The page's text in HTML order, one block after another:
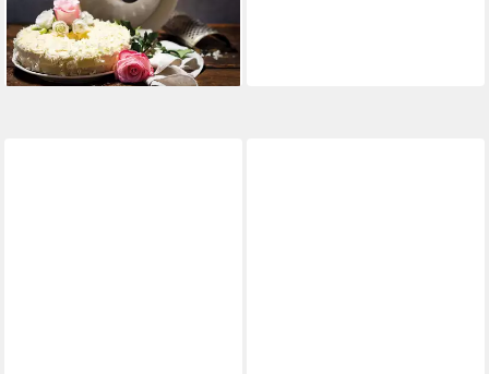
26,49 € UVP 40,99 €
-35%
lieferbar - in 1-2 Werktagen bei dir